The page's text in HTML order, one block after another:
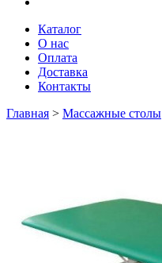
Каталог
О нас
Оплата
Доставка
Контакты
Главная > Массажные столы